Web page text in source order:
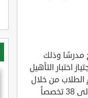
مدرسًا وذلك
اختبار التأهيل
الطلاب من خلال